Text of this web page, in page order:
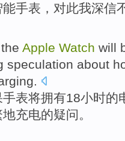
能手表， 对此我深信
the Apple Watch will
speculation about
.
手表将拥有18小时的
地充电的疑问。